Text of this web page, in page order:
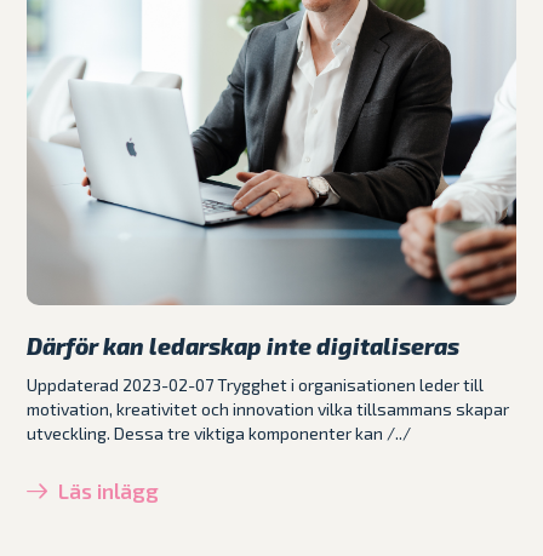
Därför kan ledarskap inte digitaliseras
Uppdaterad 2023-02-07 Trygghet i organisationen leder till
motivation, kreativitet och innovation vilka tillsammans skapar
utveckling. Dessa tre viktiga komponenter kan /../
Läs inlägg